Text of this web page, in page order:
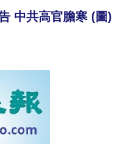
中共高官膽寒 (圖)